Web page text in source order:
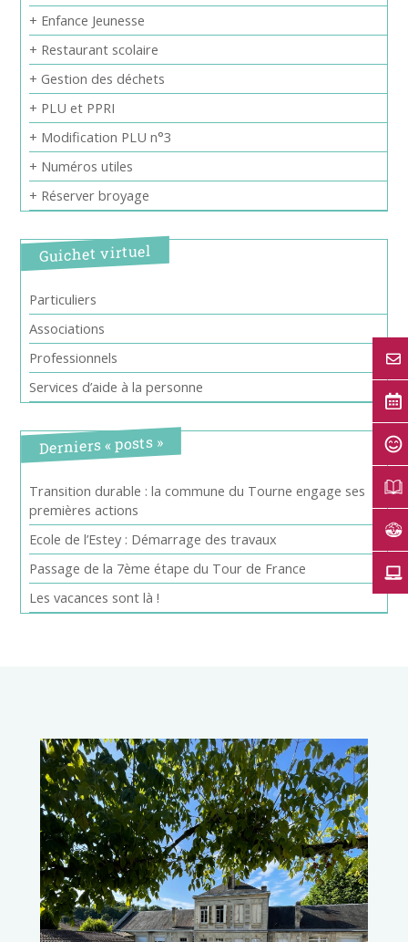
+ Enfance Jeunesse
+ Restaurant scolaire
+ Gestion des déchets
+ PLU et PPRI
+ Modification PLU n°3
+ Numéros utiles
+ Réserver broyage
Guichet virtuel
Particuliers
Associations
Professionnels
Services d’aide à la personne
Derniers « posts »
Transition durable : la commune du Tourne engage ses
premières actions
Ecole de l’Estey : Démarrage des travaux
Passage de la 7ème étape du Tour de France
Les vacances sont là !